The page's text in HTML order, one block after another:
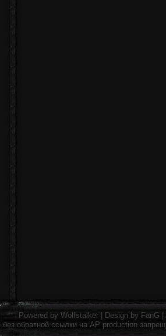
Powered by Wolfstalker | Design by FanG
обратной ссылки на AP production